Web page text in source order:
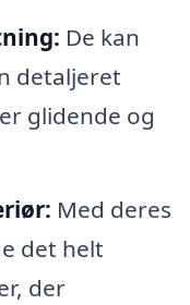
De kan
detaljeret
glidende og
Med deres
det helt
der